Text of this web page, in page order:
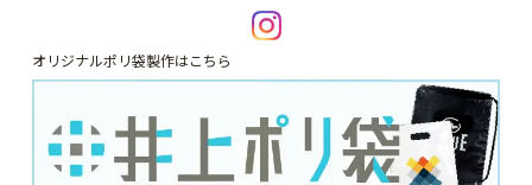
オリジナルポリ袋製作はこちら